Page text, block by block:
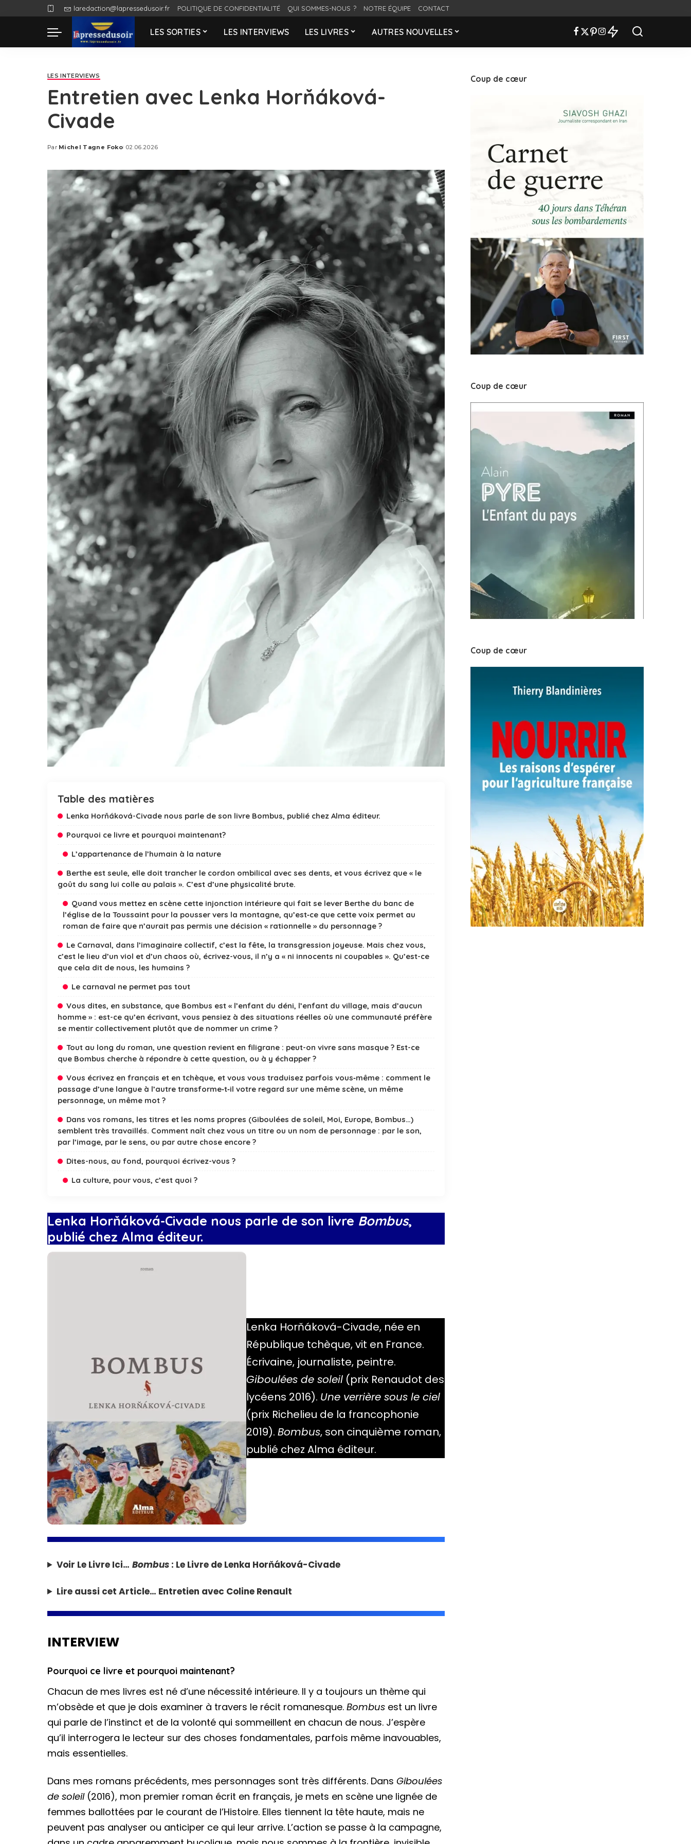
laredaction@lapressedusoir.fr POLITIQUE DE CONFIDENTIALITÉ QUI SOMMES-NOUS ? NOTRE ÉQUIPE CONTACT
LES SORTIES LES INTERVIEWS LES LIVRES AUTRES NOUVELLES
LES INTERVIEWS
Entretien avec Lenka Horňáková-
Civade
Posted
Par Michel Tagne Foko 02.06.2026
Table des matières
Lenka Horňáková-Civade nous parle de son livre Bombus, publié chez Alma éditeur.
Pourquoi ce livre et pourquoi maintenant?
L’appartenance de l’humain à la nature
Berthe est seule, elle doit trancher le cordon ombilical avec ses dents, et vous écrivez que « le
goût du sang lui colle au palais ». C’est d’une physicalité brute.
Quand vous mettez en scène cette injonction intérieure qui fait se lever Berthe du banc de
l’église de la Toussaint pour la pousser vers la montagne, qu’est‑ce que cette voix permet au
roman de faire que n’aurait pas permis une décision « rationnelle » du personnage ?
Le Carnaval, dans l’imaginaire collectif, c’est la fête, la transgression joyeuse. Mais chez vous,
c’est le lieu d’un viol et d’un chaos où, écrivez-vous, il n’y a « ni innocents ni coupables ». Qu’est-ce
que cela dit de nous, les humains ?
Le carnaval ne permet pas tout
Vous dites, en substance, que Bombus est « l’enfant du déni, l’enfant du village, mais d’aucun
homme » : est-ce qu’en écrivant, vous pensiez à des situations réelles où une communauté préfère
se mentir collectivement plutôt que de nommer un crime ?
Tout au long du roman, une question revient en filigrane : peut-on vivre sans masque ? Est-ce
que Bombus cherche à répondre à cette question, ou à y échapper ?
Vous écrivez en français et en tchèque, et vous vous traduisez parfois vous‑même : comment le
passage d’une langue à l’autre transforme‑t‑il votre regard sur une même scène, un même
personnage, un même mot ?
Dans vos romans, les titres et les noms propres (Giboulées de soleil, Moi, Europe, Bombus…)
semblent très travaillés. Comment naît chez vous un titre ou un nom de personnage : par le son,
par l’image, par le sens, ou par autre chose encore ?
Dites-nous, au fond, pourquoi écrivez-vous ?
La culture, pour vous, c’est quoi ?
Lenka Horňáková-Civade nous parle de son livre Bombus,
publié chez Alma éditeur.
Lenka Horňáková-Civade, née en
République tchèque, vit en France.
Écrivaine, journaliste, peintre.
Giboulées de soleil(prix Renaudot des
lycéens 2016). Une verrière sous le ciel
(prix Richelieu de la francophonie
2019). Bombus, son cinquième roman,
publié chez Alma éditeur.
Voir Le Livre Ici… Bombus : Le Livre de Lenka Horňáková-Civade
Lire aussi cet Article… Entretien avec Coline Renault
INTERVIEW
Pourquoi ce livre et pourquoi maintenant?
Chacun de mes livres est né d’une nécessité intérieure. Il y a toujours un thème qui
m’obsède et que je dois examiner à travers le récit romanesque. Bombus est un livre
qui parle de l’instinct et de la volonté qui sommeillent en chacun de nous. J’espère
qu’il interrogera le lecteur sur des choses fondamentales, parfois même inavouables,
mais essentielles.
Dans mes romans précédents, mes personnages sont très différents. Dans Giboulées
de soleil (2016), mon premier roman écrit en français, je mets en scène une lignée de
femmes ballottées par le courant de l’Histoire. Elles tiennent la tête haute, mais ne
peuvent pas analyser ou anticiper ce qui leur arrive. L’action se passe à la campagne,
Coup de cœur
Coup de cœur
Coup de cœur